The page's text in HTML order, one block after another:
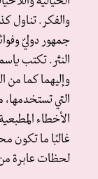
والفكر. تناول
جمهور دوليّ
النثر. تكتب
وإليهما كما من
التي
الأخطاء
غالبًا ما تكون
لحظات عابرة من